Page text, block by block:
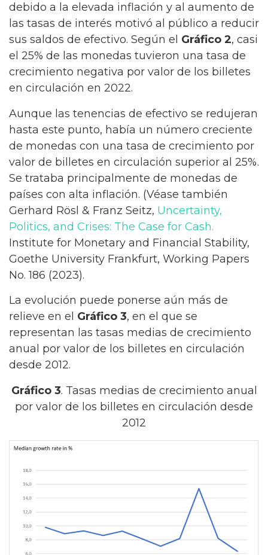
debido a la elevada inflación y al aumento de
las tasas de interés motivó al público a reducir
sus saldos de efectivo. Según el Gráfico 2, casi
el 25% de las monedas tuvieron una tasa de
crecimiento negativa por valor de los billetes
en circulación en 2022.
Aunque las tenencias de efectivo se redujeran
hasta este punto, había un número creciente
de monedas con una tasa de crecimiento por
valor de billetes en circulación superior al 25%.
Se trataba principalmente de monedas de
países con alta inflación. (Véase también
Gerhard Rösl & Franz Seitz, Uncertainty,
Politics, and Crises: The Case for Cash.
Institute for Monetary and Financial Stability,
Goethe University Frankfurt, Working Papers
No. 186 (2023).
La evolución puede ponerse aún más de
relieve en el Gráfico 3, en el que se
representan las tasas medias de crecimiento
anual por valor de los billetes en circulación
desde 2012.
Gráfico 3. Tasas medias de crecimiento anual
por valor de los billetes en circulación desde
2012